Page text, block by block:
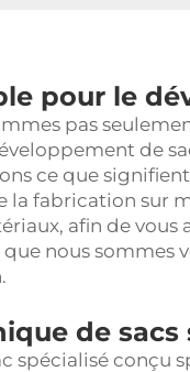
pour le
pas
de
ce que
la fabrication sur
afin de vous
que nous
de sacs
spécialisé